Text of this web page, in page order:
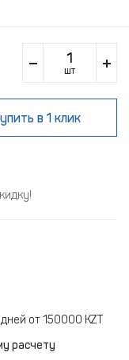
шт
в 1 клик
от 150000 KZT
расчету